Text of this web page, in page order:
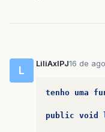
L
LiliAxlPJ16 de
tenho uma
public void